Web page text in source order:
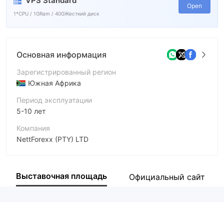
1*CPU / 1GRam / 40GЖесткий диск
Open
Основная информация
Зарегистрированный регион
Южная Африка
Период эксплуатации
5-10 лет
Компания
NettForexx (PTY) LTD
Сотрудник компании
Выставочная площадь Официальный сайт